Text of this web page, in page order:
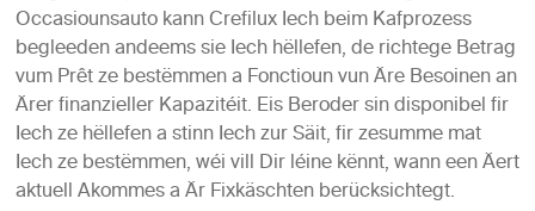
Occasiounsauto kann Crefilux Iech beim Kafprozess
begleeden andeems sie Iech hëllefen, de richtege Betrag
vum Prêt ze bestëmmen a Fonctioun vun Äre Besoinen an
Ärer finanzieller Kapazitéit. Eis Beroder sin disponibel fir
Iech ze hëllefen a stinn Iech zur Säit, fir zesumme mat
Iech ze bestëmmen, wéi vill Dir léine kënnt, wann een Äert
aktuell Akommes a Är Fixkäschten berücksichtegt.